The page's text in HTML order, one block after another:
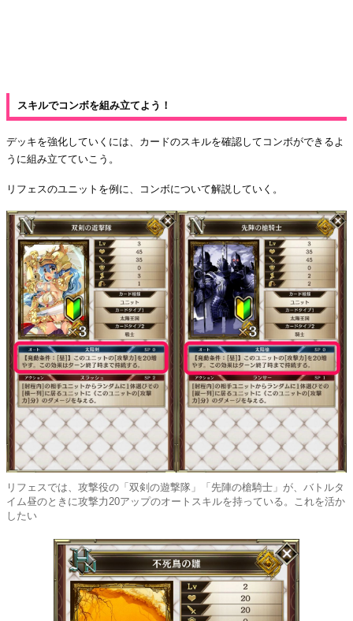
スキルでコンボを組み立てよう！
デッキを強化していくには、カードのスキルを確認してコンボができるよ
うに組み立てていこう。
リフェスのユニットを例に、コンボについて解説していく。
リフェスでは、攻撃役の「双剣の遊撃隊」「先陣の槍騎士」が、バトルタ
イム昼のときに攻撃力20アップのオートスキルを持っている。これを活か
したい